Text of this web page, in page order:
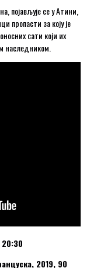
појављује се у Атини,
пропасти за коју је
сати који их
наследником.
2019, 90